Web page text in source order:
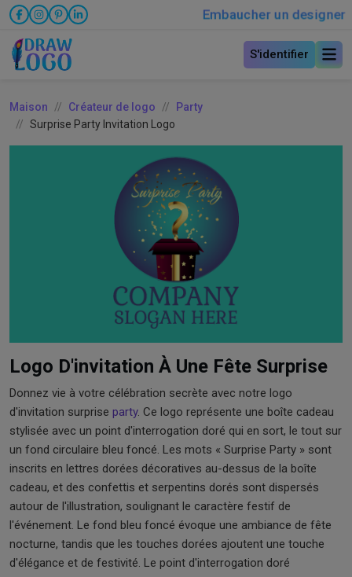
Embaucher un designer
S'identifier
Maison Créateur de logo
Party
Surprise Party Invitation Logo
Logo D'invitation À Une Fête Surprise
Donnez vie à votre célébration secrète avec notre logo
d'invitation surprise party. Ce logo représente une boîte cadeau
stylisée avec un point d'interrogation doré qui en sort, le tout sur
un fond circulaire bleu foncé. Les mots « Surprise Party » sont
inscrits en lettres dorées décoratives au-dessus de la boîte
cadeau, et des confettis et serpentins dorés sont dispersés
autour de l'illustration, soulignant le caractère festif de
l'événement. Le fond bleu foncé évoque une ambiance de fête
nocturne, tandis que les touches dorées ajoutent une touche
d'élégance et de festivité. Le point d'interrogation doré